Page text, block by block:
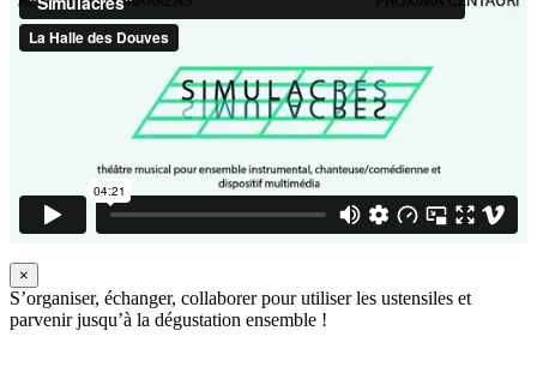
×
S’organiser, échanger, collaborer pour utiliser les ustensiles et
parvenir jusqu’à la dégustation ensemble !